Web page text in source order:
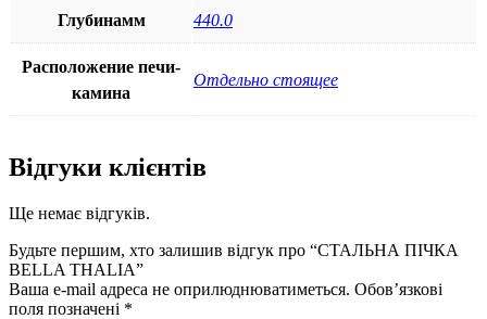
Глубинамм 440.0
Расположение печи-
камина
Отдельно стоящее
Відгуки клієнтів
Ще немає відгуків.
Будьте першим, хто залишив відгук про “СТАЛЬНА ПІЧКА
BELLA THALIA”
Ваша e-mail адреса не оприлюднюватиметься. Обов’язкові
поля позначені *